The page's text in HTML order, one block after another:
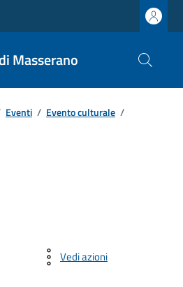
Masserano
Eventi / Evento culturale /
Vedi azioni